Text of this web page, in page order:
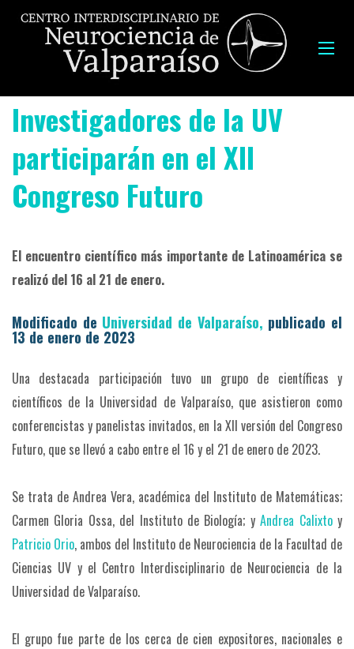
Investigadores de la UV
participarán en el XII
Congreso Futuro
El encuentro científico más importante de Latinoamérica se
realizó del 16 al 21 de enero.
Modificado de Universidad de Valparaíso, publicado el
13 de enero de 2023
Una destacada participación tuvo un grupo de científicas y
científicos de la Universidad de Valparaíso, que asistieron como
conferencistas y panelistas invitados, en la XII versión del Congreso
Futuro, que se llevó a cabo entre el 16 y el 21 de enero de 2023.
Se trata de Andrea Vera, académica del Instituto de Matemáticas;
Carmen Gloria Ossa, del Instituto de Biología; yAndrea Calixtoy
Patricio Orio, ambos del Instituto de Neurociencia de la Facultad de
Ciencias UV y el Centro Interdisciplinario de Neurociencia de la
Universidad de Valparaíso.
El grupo fue parte de los cerca de cien expositores, nacionales e